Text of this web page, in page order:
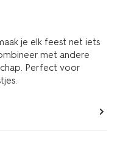
je elk feest net iets
met andere
Perfect voor